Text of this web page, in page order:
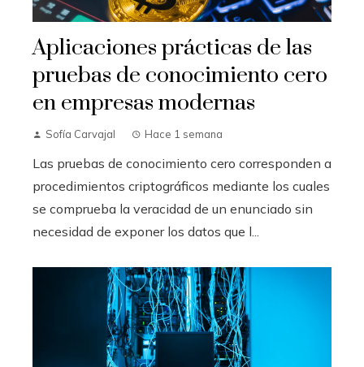
Aplicaciones prácticas de las
pruebas de conocimiento cero
en empresas modernas
Sofía Carvajal Hace 1 semana
Las pruebas de conocimiento cero corresponden a
procedimientos criptográficos mediante los cuales
se comprueba la veracidad de un enunciado sin
necesidad de exponer los datos que l...